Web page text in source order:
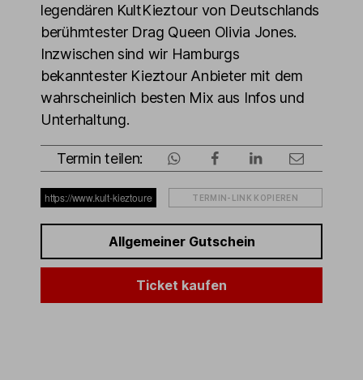
legendären KultKieztour von Deutschlands
berühmtester Drag Queen Olivia Jones.
Inzwischen sind wir Hamburgs
bekanntester Kieztour Anbieter mit dem
wahrscheinlich besten Mix aus Infos und
Unterhaltung.
Termin teilen:
TERMIN-LINK KOPIEREN
Allgemeiner Gutschein
Ticket kaufen